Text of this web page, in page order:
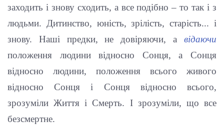
заходить і знову сходить, а все подібно – то так і з
людьми. Дитинство, юність, зрілість, старість... і
знову. Наші предки, не довіряючи, а відаючи
положення людини відносно Сонця, а Сонця
відносно людини, положення всього живого
відносно Сонця і Сонця відносно всього,
зрозуміли Життя і Смерть. І зрозуміли, що все
безсмертне.